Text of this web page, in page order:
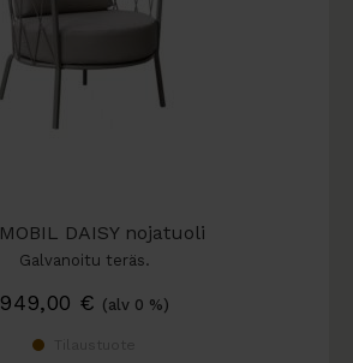
DAISY nojatuoli
Galvanoitu teräs.
949,00 € (alv 0 %)